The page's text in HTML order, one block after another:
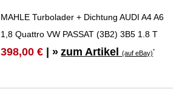
MAHLE Turbolader + Dichtung AUDI A4 A6
1,8 Quattro VW PASSAT (3B2) 3B5 1.8 T
398,00 € | » zum Artikel(auf eBay)*